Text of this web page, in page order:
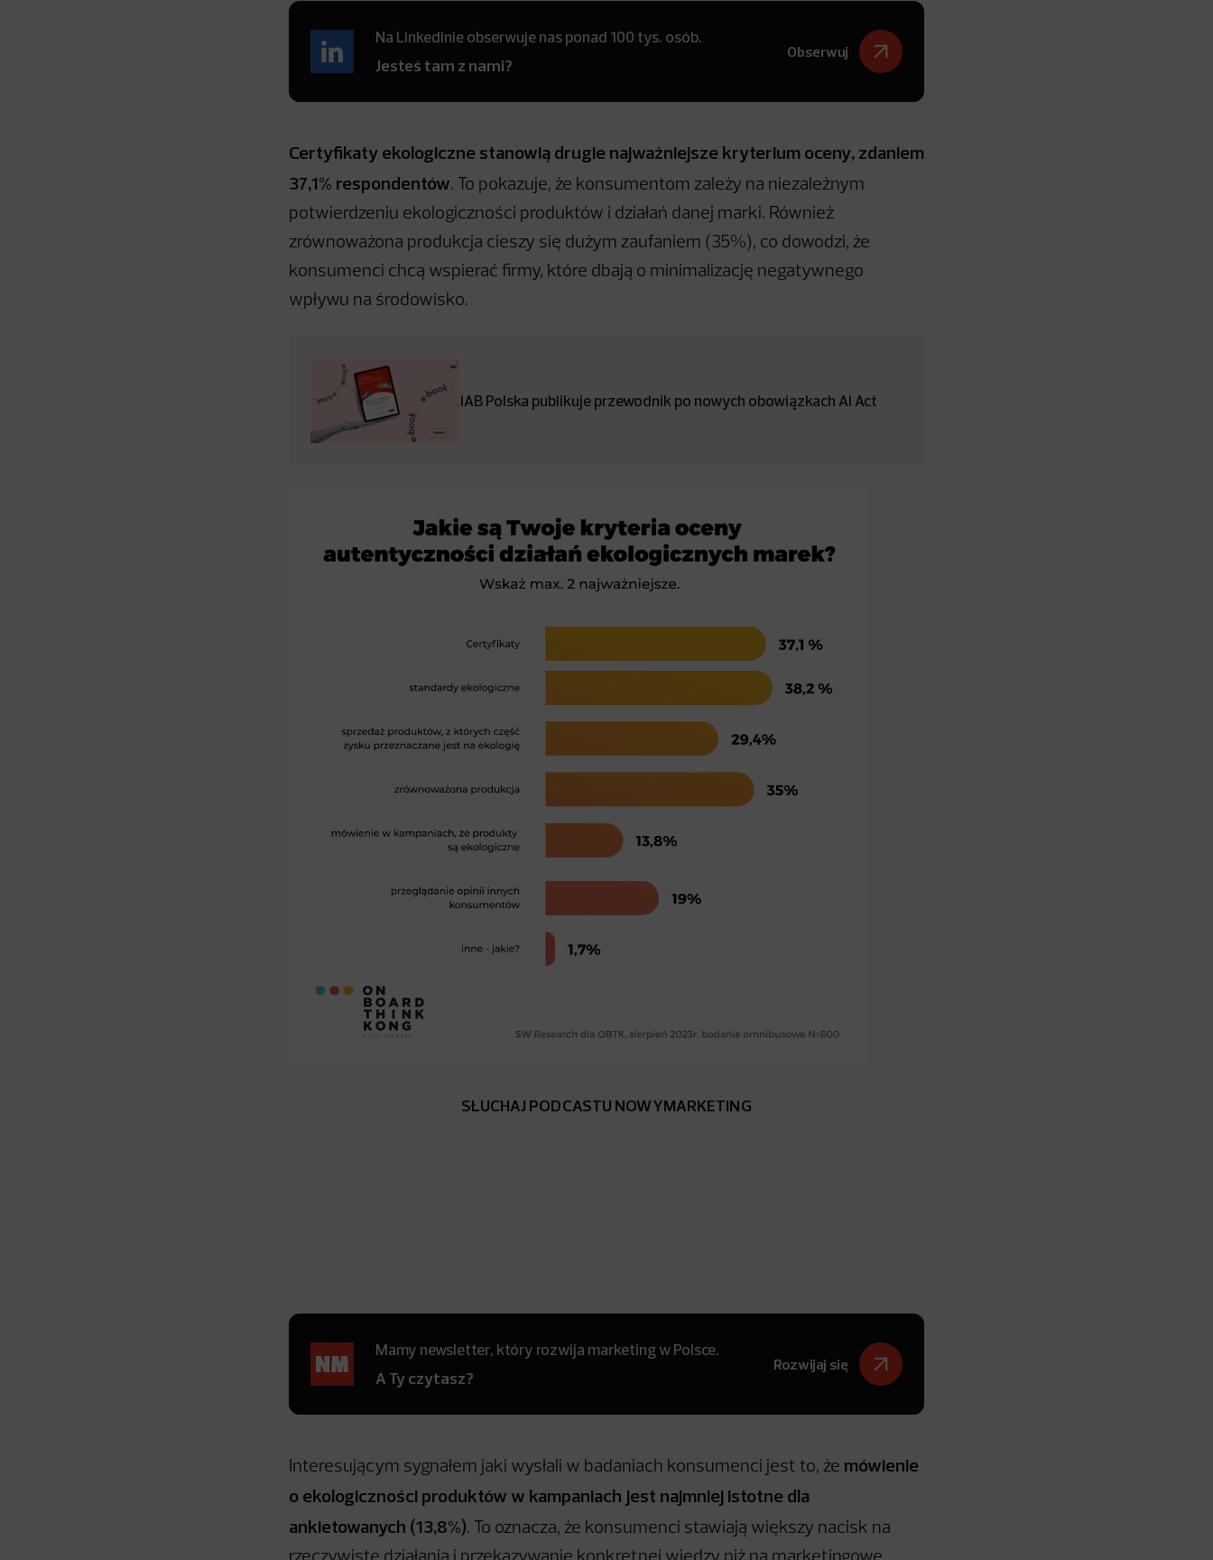
Na LinkedInie obserwuje nas ponad 100 tys. osób.
Jesteś tam z nami?
Obserwuj
Certyfikaty ekologiczne stanowią drugie najważniejsze kryterium oceny, zdaniem
37,1% respondentów. To pokazuje, że konsumentom zależy na niezależnym
potwierdzeniu ekologiczności produktów i działań danej marki. Również
zrównoważona produkcja cieszy się dużym zaufaniem (35%), co dowodzi, że
konsumenci chcą wspierać firmy, które dbają o minimalizację negatywnego
wpływu na środowisko.
IAB Polska publikuje przewodnik po nowych obowiązkach AI Act
SŁUCHAJ PODCASTU NOWYMARKETING
Mamy newsletter, który rozwija marketing w Polsce.
A Ty czytasz?
Rozwijaj się
Interesującym sygnałem jaki wysłali w badaniach konsumenci jest to, że mówienie
o ekologiczności produktów w kampaniach jest najmniej istotne dla
ankietowanych (13,8%). To oznacza, że konsumenci stawiają większy nacisk na